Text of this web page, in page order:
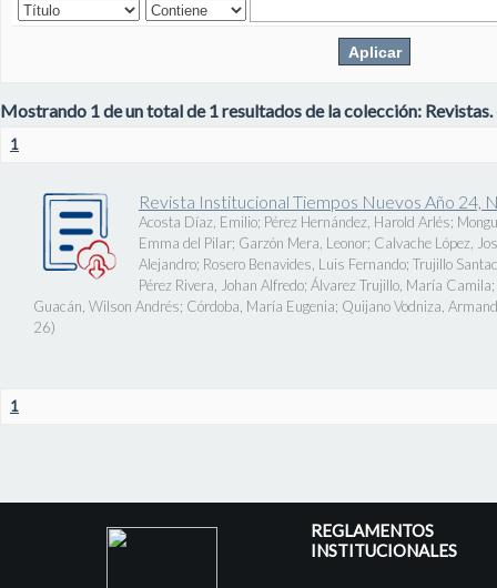
Mostrando 1 de un total de 1 resultados de la colección: Revistas.
1
Revista Institucional Tiempos Nuevos Año 24,
Acosta Díaz, Emilio; Pérez Hernández, Harold Arlés;
Emma del Pilar; Garzón Mera, Leonor; Calvache López,
Alejandro; Rosero Benavides, Luis Fernando; Trujillo
Pérez Rivera, Johan Alfredo; Álvarez Trujillo, María Camila;
Guacán, Wilson Andrés; Córdoba, María Eugenia; Quijano Vodniza,
26)
1
REGLAMENTOS
INSTITUCIONALES